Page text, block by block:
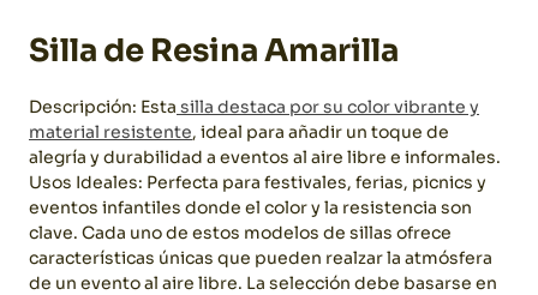
Silla de Resina Amarilla
Descripción: Esta silla destaca por su color vibrante y
material resistente, ideal para añadir un toque de
alegría y durabilidad a eventos al aire libre e informales.
Usos Ideales: Perfecta para festivales, ferias, picnics y
eventos infantiles donde el color y la resistencia son
clave. Cada uno de estos modelos de sillas ofrece
características únicas que pueden realzar la atmósfera
de un evento al aire libre. La selección debe basarse en